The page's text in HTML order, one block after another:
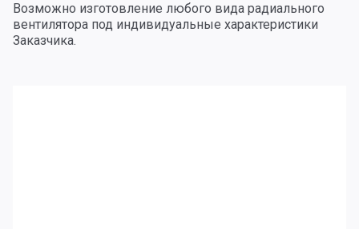
Возможно изготовление любого вида радиального
вентилятора под индивидуальные характеристики
Заказчика.